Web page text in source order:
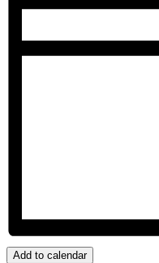
Add to calendar